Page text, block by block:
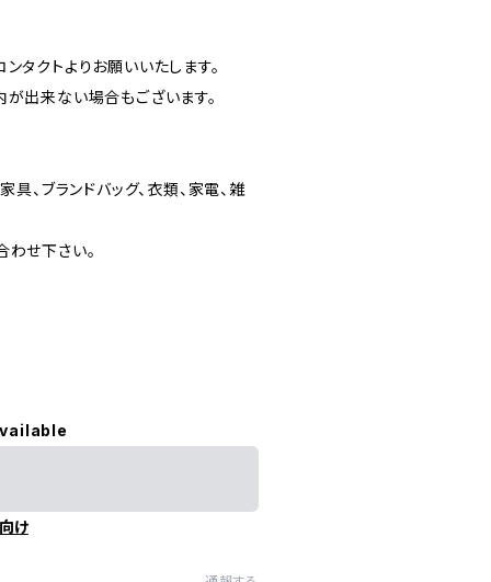
タクトよりお願いいたします。
出来ない場合もございます。
、ブランドバッグ、衣類、家電、雑
せ下さい。
け